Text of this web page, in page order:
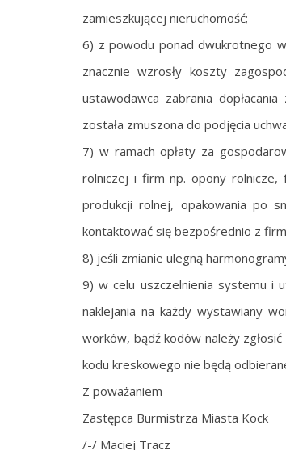
zamieszkującej nieruchomość;
6) z powodu ponad dwukrotnego
znacznie wzrosły koszty
ustawodawca zabrania
została zmuszona do podjęcia
7) w ramach opłaty za
rolniczej i firm np. opony rolnicze,
produkcji rolnej, opakowania po
kontaktować się bezpośrednio z
8) jeśli zmianie ulegną
9) w celu uszczelnienia systemu i
naklejania na każdy wystawiany
worków, bądź kodów należy
kodu kreskowego nie będą
Z poważaniem
Zastępca Burmistrza Miasta Kock
/-/ Maciej Tracz